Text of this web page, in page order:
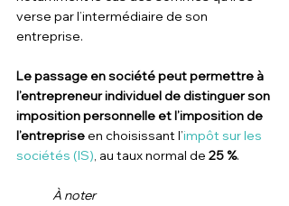
verse par l’intermédiaire de son
entreprise.
Le passage en société peut permettre à
l’entrepreneur individuel de distinguer son
imposition personnelle et l’imposition de
l’entreprise en choisissant l’impôt sur les
sociétés (IS), au taux normal de 25 %.
À noter